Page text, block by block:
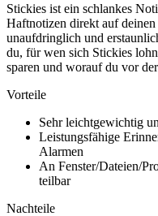
Stickies ist ein schlankes
Haftnotizen direkt auf
unaufdringlich und
du, für wen sich Stickies
sparen und worauf du vor
Vorteile
Sehr leichtgewichtig
Leistungsfähige
Alarmen
An Fenster/Dateien/
teilbar
Nachteile